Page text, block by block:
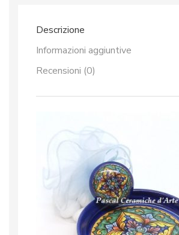
Descrizione
Informazioni aggiuntive
Recensioni (0)